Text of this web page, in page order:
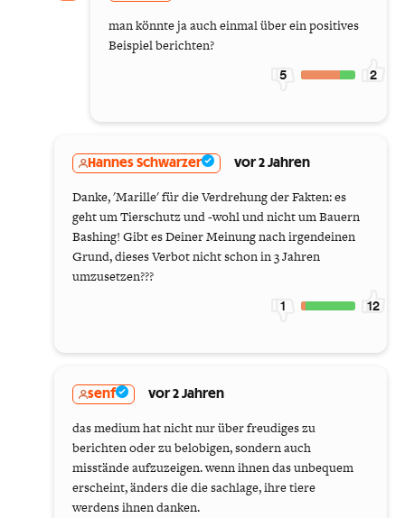
man könnte ja auch einmal über ein positives
Beispiel berichten?
5 2
Hannes Schwarzer vor 2 Jahren
Danke, 'Marille' für die Verdrehung der Fakten: es
geht um Tierschutz und -wohl und nicht um Bauern
Bashing! Gibt es Deiner Meinung nach irgendeinen
Grund, dieses Verbot nicht schon in 3 Jahren
umzusetzen???
1 12
senf vor 2 Jahren
das medium hat nicht nur über freudiges zu
berichten oder zu belobigen, sondern auch
misstände aufzuzeigen. wenn ihnen das unbequem
erscheint, änders die die sachlage, ihre tiere
werdens ihnen danken.